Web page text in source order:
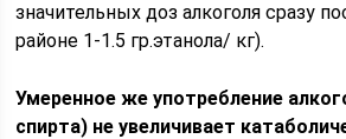
значительных доз алкоголя сразу
районе 1-1.5 гр.этанола/ кг).
Умеренное же употребление
спирта) не увеличивает